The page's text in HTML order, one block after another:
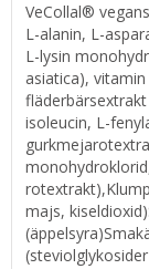
VeCollal®
L-alanin, L-
L-lysin
asiatica),
isoleucin, L-
rotextrakt),
majs, kiseldioxid)
(äppelsyra)